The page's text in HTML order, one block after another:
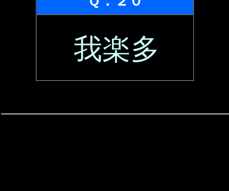
我楽多